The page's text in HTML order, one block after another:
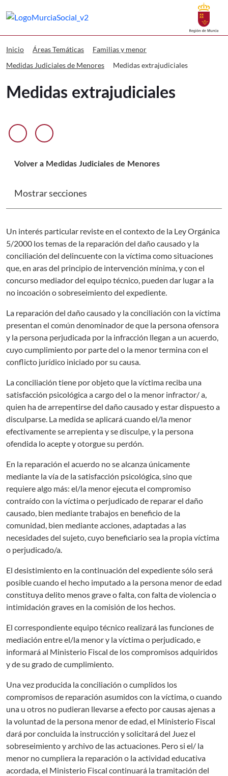
Murcia Social Medidas extrajudiciales
Buscar
Inicio Áreas Temáticas
Familias y menor
Medidas Judiciales de Menores
Medidas extrajudiciales
Medidas extrajudiciales
Anterior diapositiva
Siguiente diapositiva
Volver a Medidas Judiciales de Menores
Mostrar secciones
Un interés particular reviste en el contexto de la Ley Orgánica
5/2000 los temas de la reparación del daño causado y la
conciliación del delincuente con la víctima como situaciones
que, en aras del principio de intervención mínima, y con el
concurso mediador del equipo técnico, pueden dar lugar a la
no incoación o sobreseimiento del expediente.
La reparación del daño causado y la conciliación con la víctima
presentan el común denominador de que la persona ofensora
y la persona perjudicada por la infracción llegan a un acuerdo,
cuyo cumplimiento por parte del o la menor termina con el
conflicto jurídico iniciado por su causa.
La conciliación tiene por objeto que la víctima reciba una
satisfacción psicológica a cargo del o la menor infractor/ a,
quien ha de arrepentirse del daño causado y estar dispuesto a
disculparse. La medida se aplicará cuando el/la menor
efectivamente se arrepienta y se disculpe, y la persona
ofendida lo acepte y otorgue su perdón.
En la reparación el acuerdo no se alcanza únicamente
mediante la vía de la satisfacción psicológica, sino que
requiere algo más: el/la menor ejecuta el compromiso
contraído con la víctima o perjudicado de reparar el daño
causado, bien mediante trabajos en beneficio de la
comunidad, bien mediante acciones, adaptadas a las
necesidades del sujeto, cuyo beneficiario sea la propia víctima
o perjudicado/a.
El desistimiento en la continuación del expediente sólo será
posible cuando el hecho imputado a la persona menor de edad
constituya delito menos grave o falta, con falta de violencia o
intimidación graves en la comisión de los hechos.
El correspondiente equipo técnico realizará las funciones de
mediación entre el/la menor y la víctima o perjudicado, e
informará al Ministerio Fiscal de los compromisos adquiridos
y de su grado de cumplimiento.
Una vez producida la conciliación o cumplidos los
compromisos de reparación asumidos con la víctima, o cuando
una u otros no pudieran llevarse a efecto por causas ajenas a
la voluntad de la persona menor de edad, el Ministerio Fiscal
dará por concluida la instrucción y solicitará del Juez el
sobreseimiento y archivo de las actuaciones. Pero si el/ la
menor no cumpliera la reparación o la actividad educativa
acordada, el Ministerio Fiscal continuará la tramitación del